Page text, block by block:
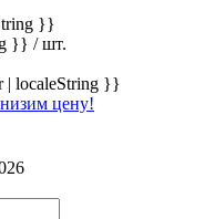
}}
}} / шт.
| localeString }}
цену!